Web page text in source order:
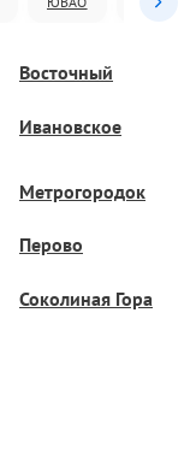
Восточный
Ивановское
Метрогородок
Перово
Соколиная Гора